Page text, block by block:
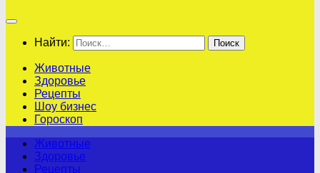
Найти:
Животные
Здоровье
Рецепты
Шоу бизнес
Гороскоп
Животные
Здоровье
Рецепты